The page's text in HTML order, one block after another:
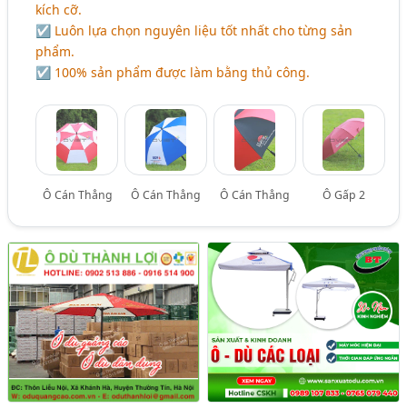
kích cỡ.
☑ Luôn lựa chọn nguyên liệu tốt nhất cho từng sản
phẩm.
☑ 100% sản phẩm được làm bằng thủ công.
Ô Cán Thẳng Ô Cán Thẳng Ô Cán Thẳng Ô Gấp 2